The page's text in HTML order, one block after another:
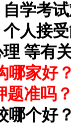
学考
人接
等有
哪家好
题准吗
哪个好